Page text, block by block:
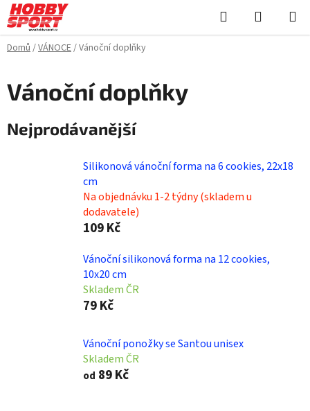
Přejít
na
obsah
Hledat
KOŠÍK
Domů/VÁNOCE/Vánoční doplňky
Vánoční doplňky
Nejprodávanější
Silikonová vánoční forma na 6 cookies, 22x18
cm
Na objednávku 1-2 týdny (skladem u
dodavatele)
109 Kč
Vánoční silikonová forma na 12 cookies,
10x20 cm
Skladem ČR
79 Kč
Vánoční ponožky se Santou unisex
Skladem ČR
od 89 Kč